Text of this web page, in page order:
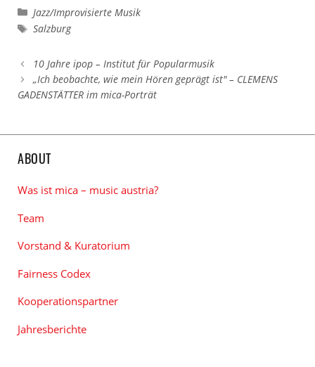
Kategorien
Jazz/Improvisierte Musik
Schlagwörter
Salzburg
10 Jahre ipop – Institut für Popularmusik
„Ich beobachte, wie mein Hören geprägt ist" – CLEMENS
GADENSTÄTTER im mica-Porträt
ABOUT
Was ist mica – music austria?
Team
Vorstand & Kuratorium
Fairness Codex
Kooperationspartner
Jahresberichte